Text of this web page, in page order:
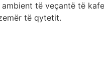
të veçantë të
të qytetit.